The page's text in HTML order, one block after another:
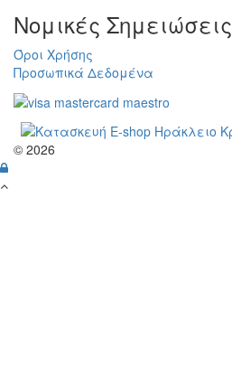
Νομικές Σημειώσεις
Όροι Χρήσης
Προσωπικά Δεδομένα
© 2026